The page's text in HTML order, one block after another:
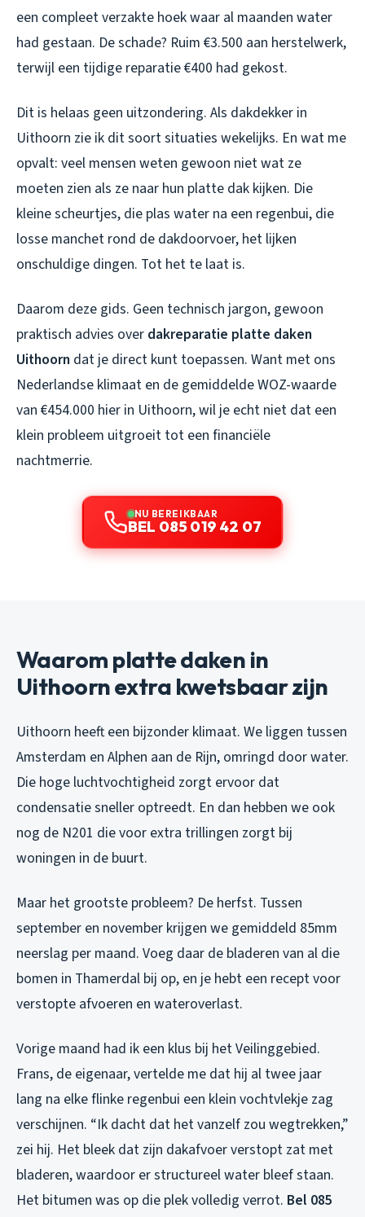
een compleet verzakte hoek waar al maanden water
had gestaan. De schade? Ruim €3.500 aan herstelwerk,
terwijl een tijdige reparatie €400 had gekost.
Dit is helaas geen uitzondering. Als dakdekker in
Uithoorn zie ik dit soort situaties wekelijks. En wat me
opvalt: veel mensen weten gewoon niet wat ze
moeten zien als ze naar hun platte dak kijken. Die
kleine scheurtjes, die plas water na een regenbui, die
losse manchet rond de dakdoorvoer, het lijken
onschuldige dingen. Tot het te laat is.
Daarom deze gids. Geen technisch jargon, gewoon
praktisch advies over dakreparatie platte daken
Uithoorn dat je direct kunt toepassen. Want met ons
Nederlandse klimaat en de gemiddelde WOZ-waarde
van €454.000 hier in Uithoorn, wil je echt niet dat een
klein probleem uitgroeit tot een financiële
nachtmerrie.
NU BEREIKBAAR
BEL 085 019 42 07
Waarom platte daken in
Uithoorn extra kwetsbaar zijn
Uithoorn heeft een bijzonder klimaat. We liggen tussen
Amsterdam en Alphen aan de Rijn, omringd door water.
Die hoge luchtvochtigheid zorgt ervoor dat
condensatie sneller optreedt. En dan hebben we ook
nog de N201 die voor extra trillingen zorgt bij
woningen in de buurt.
Maar het grootste probleem? De herfst. Tussen
september en november krijgen we gemiddeld 85mm
neerslag per maand. Voeg daar de bladeren van al die
bomen in Thamerdal bij op, en je hebt een recept voor
verstopte afvoeren en wateroverlast.
Vorige maand had ik een klus bij het Veilinggebied.
Frans, de eigenaar, vertelde me dat hij al twee jaar
lang na elke flinke regenbui een klein vochtvlekje zag
verschijnen. “Ik dacht dat het vanzelf zou wegtrekken,”
zei hij. Het bleek dat zijn dakafvoer verstopt zat met
bladeren, waardoor er structureel water bleef staan.
Het bitumen was op die plek volledig verrot. Bel 085